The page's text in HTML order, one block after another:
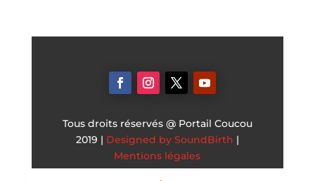
Tous droits réservés @ Portail Coucou
2019 | Designed by SoundBirth |
Mentions légales